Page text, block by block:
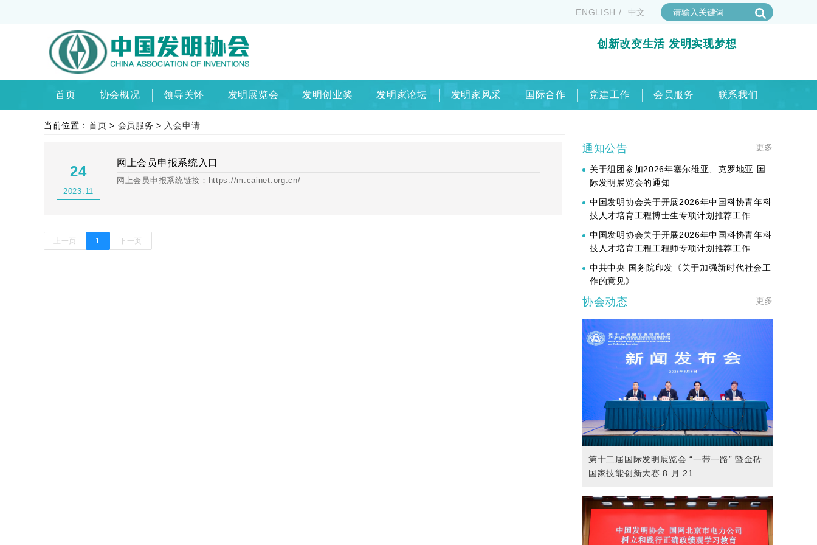
ENGLISH / 中文
创新改变生活 发明实现梦想
首页 协会概况 领导关怀 发明展览会 发明创业奖 发明家论坛 发明家风采 国际合作 党建工作 会员服务 联系我们
当前位置： 首页 > 会员服务 > 入会申请
24
2023.11
网上会员申报系统入口
网上会员申报系统链接：https://m.cainet.org.cn/
上一页 1 下一页
通知公告 更多
关于组团参加2026年塞尔维亚、克罗地亚 国
际发明展览会的通知
中国发明协会关于开展2026年中国科协青年科
技人才培育工程博士生专项计划推荐工作...
中国发明协会关于开展2026年中国科协青年科
技人才培育工程工程师专项计划推荐工作...
中共中央 国务院印发《关于加强新时代社会工
作的意见》
协会动态 更多
第十二届国际发明展览会 “一带一路” 暨金砖
国家技能创新大赛 8 月 21...